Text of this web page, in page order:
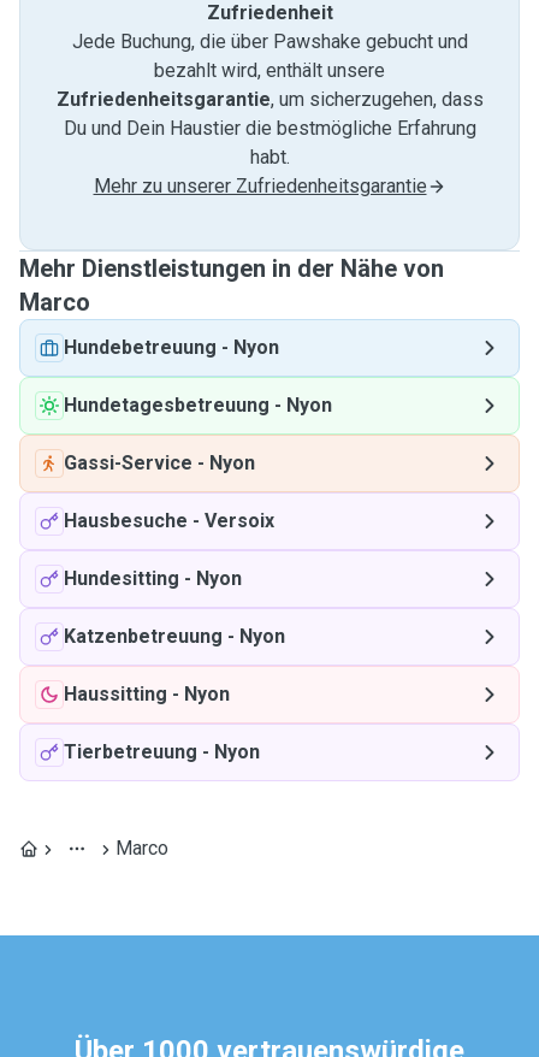
Zufriedenheit
Jede Buchung, die über Pawshake gebucht und
bezahlt wird, enthält unsere
Zufriedenheitsgarantie, um sicherzugehen, dass
Du und Dein Haustier die bestmögliche Erfahrung
habt.
Mehr zu unserer Zufriedenheitsgarantie
Mehr Dienstleistungen in der Nähe von
Marco
Hundebetreuung - Nyon
Hundetagesbetreuung - Nyon
Gassi-Service - Nyon
Hausbesuche - Versoix
Hundesitting - Nyon
Katzenbetreuung - Nyon
Haussitting - Nyon
Tierbetreuung - Nyon
Marco